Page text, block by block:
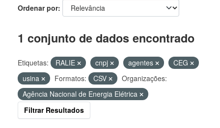
Ordenar por
1 conjunto de dados encontrado
Etiquetas: RALIE cnpj agentes
CEG
usina
Formatos: CSV
Organizações:
Agência Nacional de Energia Elétrica
Filtrar Resultados